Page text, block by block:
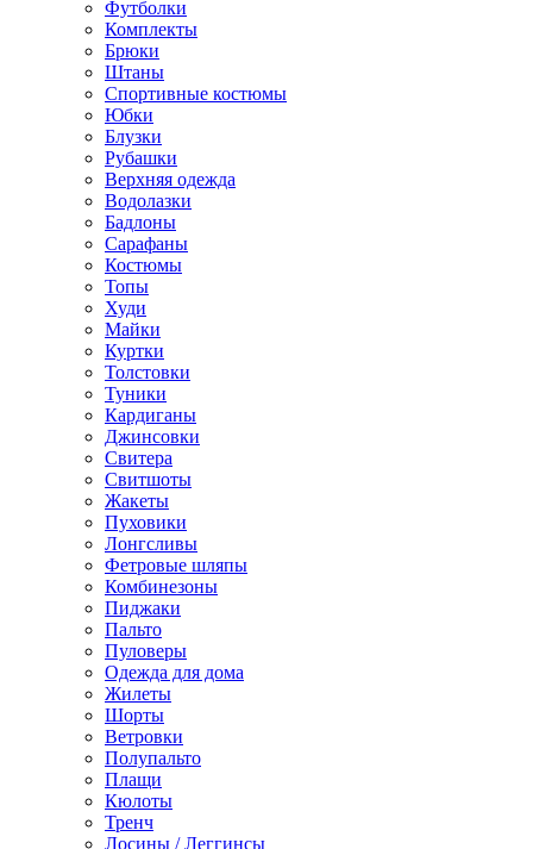
Футболки
Комплекты
Брюки
Штаны
Спортивные костюмы
Юбки
Блузки
Рубашки
Верхняя одежда
Водолазки
Бадлоны
Сарафаны
Костюмы
Топы
Худи
Майки
Куртки
Толстовки
Туники
Кардиганы
Джинсовки
Свитера
Свитшоты
Жакеты
Пуховики
Лонгсливы
Фетровые шляпы
Комбинезоны
Пиджаки
Пальто
Пуловеры
Одежда для дома
Жилеты
Шорты
Ветровки
Полупальто
Плащи
Кюлоты
Тренч
Лосины / Леггинсы